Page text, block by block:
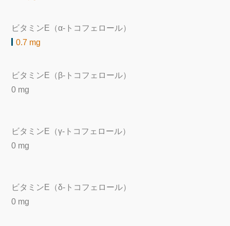
ビタミンE（α-トコフェロール）
0.7 mg
ビタミンE（β-トコフェロール）
0 mg
ビタミンE（γ-トコフェロール）
0 mg
ビタミンE（δ-トコフェロール）
0 mg